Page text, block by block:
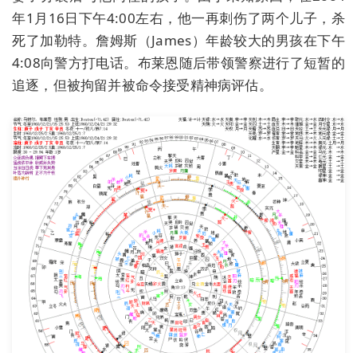
年1月16日下午4:00左右，他一再刺伤了两个儿子，杀
死了加勒特。詹姆斯（James）年龄较大的男孩在下午
4:08向警方打电话。布莱恩随后带领警察进行了短暂的
追逐，但被拘留并被命令接受精神病评估。